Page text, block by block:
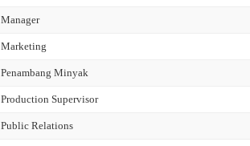
Manager
Marketing
Penambang Minyak
Production Supervisor
Public Relations